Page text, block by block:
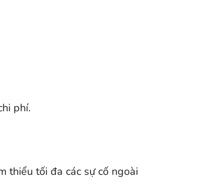
phí.
thiểu tối đa các sự cố ngoài